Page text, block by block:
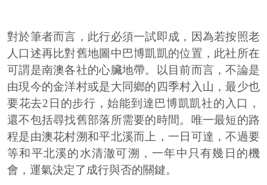
對於筆者而言，此行必須一試即成，因為若按照老
人口述再比對舊地圖中巴博凱凱的位置，此社所在
可謂是南澳各社的心臟地帶。以目前而言，不論是
由現今的金洋村或是大同鄉的四季村入山，最少也
要花去2日的步行，始能到達巴博凱凱社的入口，
還不包括尋找舊部落所需要的時間。唯一最短的路
程是由澳花村溯和平北溪而上，一日可達，不過要
等和平北溪的水清澈可溯，一年中只有幾日的機
會，運氣決定了成行與否的關鍵。